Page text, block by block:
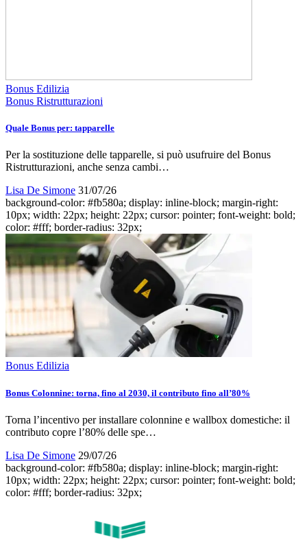
Bonus Edilizia
Bonus Ristrutturazioni
Quale Bonus per: tapparelle
Per la sostituzione delle tapparelle, si può usufruire del Bonus
Ristrutturazioni, anche senza cambi…
Lisa De Simone 31/07/26
background-color: #fb580a; display: inline-block; margin-right:
10px; width: 22px; height: 22px; cursor: pointer; font-weight: bold;
color: #fff; border-radius: 32px;
Bonus Edilizia
Bonus Colonnine: torna, fino al 2030, il contributo fino all’80%
Torna l’incentivo per installare colonnine e wallbox domestiche: il
contributo copre l’80% delle spe…
Lisa De Simone 29/07/26
background-color: #fb580a; display: inline-block; margin-right:
10px; width: 22px; height: 22px; cursor: pointer; font-weight: bold;
color: #fff; border-radius: 32px;